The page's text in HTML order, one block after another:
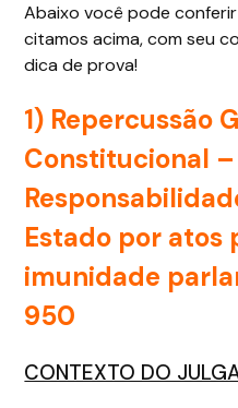
Abaixo você pode
citamos acima, com seu
dica de prova!
1) Repercussão
Constitucional –
Estado por atos
imunidade
950
CONTEXTO DO